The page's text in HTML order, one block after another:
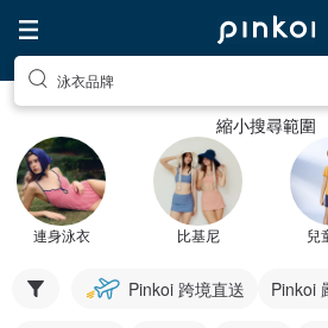
泳衣品牌
縮小搜尋範圍
連身泳衣 比基尼 兒
Pinkoi 跨境直送 Pinkoi